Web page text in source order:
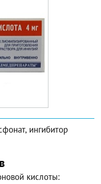
ингибитор
кислоты: